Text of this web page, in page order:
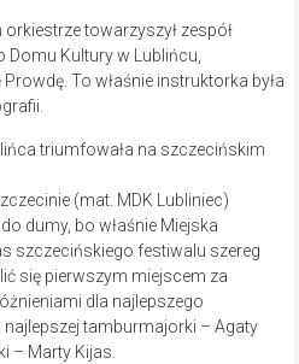
towarzyszył zespół
Domu Kultury w Lublińcu,
To właśnie instruktorka była
(mat. MDK Lubliniec)
dumy, bo właśnie Miejska
szczecińskiego festiwalu szereg
się pierwszym miejscem za
dla najlepszego
najlepszej tamburmajorki – Agaty
– Marty Kijas.